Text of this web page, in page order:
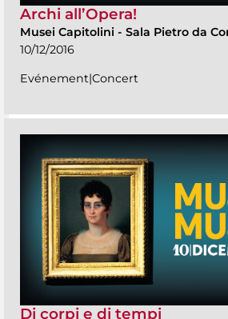
Archi all’Opera!
Musei Capitolini - Sala Pietro da
10/12/2016
Evénement|Concert
Di corpi e di tempi